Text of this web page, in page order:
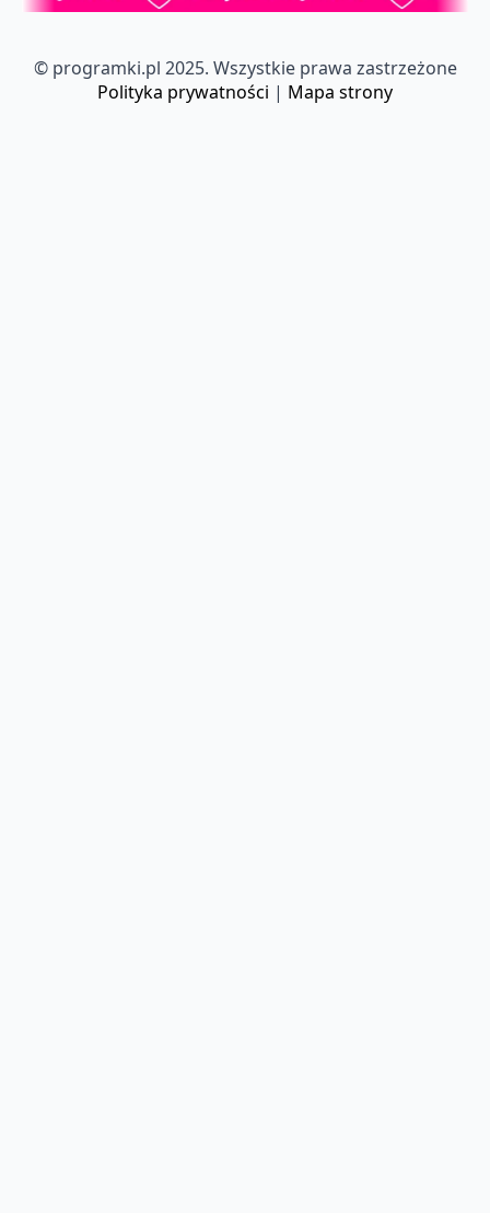
© programki.pl 2025. Wszystkie prawa zastrzeżone
Polityka prywatności | Mapa strony